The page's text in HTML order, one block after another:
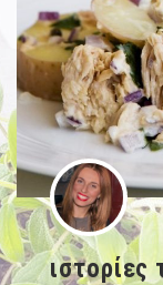
ιστορίες